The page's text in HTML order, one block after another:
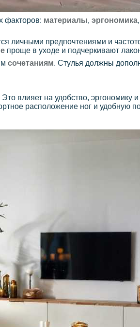
факторов: материалы, эргономика,
личными предпочтениями и
проще в уходе и подчеркивают
сочетаниям. Стулья должны
влияет на удобство, эргономику
расположение ног и удобную